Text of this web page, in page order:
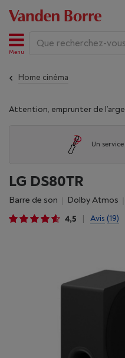
Menu
Home cinéma
Attention, emprunter de
Un
LG DS80TR
barre de son Dolby Atmos
4,5
Avis (19)